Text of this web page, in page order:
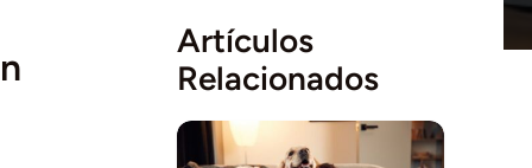
Artículos
Relacionados